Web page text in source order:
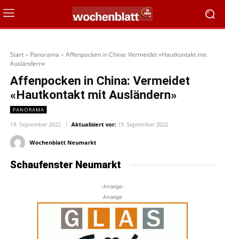
Start Panorama
Affenpocken in China: Vermeidet «Hautkontakt mit
Ausländern»
Affenpocken in China: Vermeidet
«Hautkontakt mit Ausländern»
PANORAMA
19. September 2022 Aktualisiert vor: 19. September 2022
Wochenblatt Neumarkt
Schaufenster Neumarkt
-Anzeige-
Anzeige